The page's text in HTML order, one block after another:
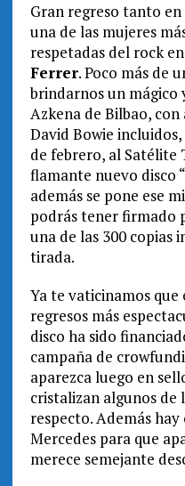
Gran regreso tanto
una de las mujeres
respetadas del rock
Ferrer. Poco más de
brindarnos un mágico
Azkena de Bilbao,
David Bowie
de febrero, al Satélite
flamante nuevo disco
además se pone ese
podrás tener firmado
una de las 300 copias
tirada.
Ya te vaticinamos
regresos más
disco ha sido
campaña de
aparezca luego en
cristalizan algunos de
respecto. Además
Mercedes para que
merece semejante